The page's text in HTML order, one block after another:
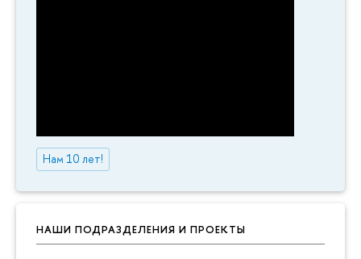
Нам 10 лет!
НАШИ ПОДРАЗДЕЛЕНИЯ И ПРОЕКТЫ